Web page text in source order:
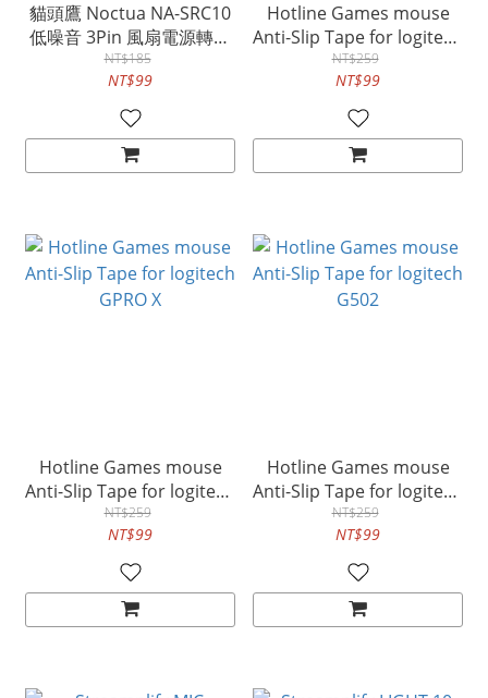
貓頭鷹 Noctua NA-SRC10
低噪音 3Pin 風扇電源轉接
線 3枚裝
NT$185
NT$99
Hotline Games mouse
Anti-Slip Tape for logitech
G502X
NT$259
NT$99
Hotline Games mouse
Anti-Slip Tape for logitech
GPRO X
NT$259
NT$99
Hotline Games mouse
Anti-Slip Tape for logitech
G502
NT$259
NT$99